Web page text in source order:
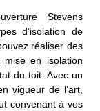
Stevens
d’isolation de
réaliser des
en isolation
du toit. Avec un
vigueur de l’art,
convenant à vos